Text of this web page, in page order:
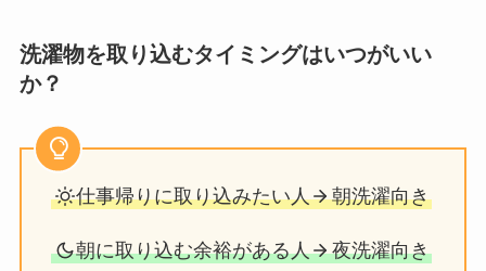
洗濯物を取り込むタイミングはいつがいい
か？
仕事帰りに取り込みたい人 朝洗濯向き
朝に取り込む余裕がある人 夜洗濯向き